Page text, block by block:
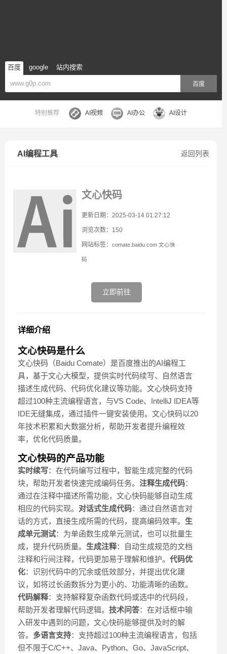
百度 google 站内搜索
百度
特别推荐 AI视频 AI办公 AI设计
返回列表
AI编程工具
文心快码
更新日期：2025-03-14 01:27:12
浏览次数：150
网站标签：comate.baidu.com 文心快
码
立即前往
详细介绍
文心快码是什么
文心快码（Baidu Comate）是百度推出的AI编程工
具，基于文心大模型，提供实时代码续写、自然语言
描述生成代码、代码优化建议等功能。文心快码支持
超过100种主流编程语言，与VS Code、IntelliJ IDEA等
IDE无缝集成，通过插件一键安装使用。文心快码以20
年技术积累和大数据分析，帮助开发者提升编程效
率，优化代码质量。
文心快码的产品功能
实时续写：在代码编写过程中，智能生成完整的代码
块，帮助开发者快速完成编码任务。 注释生成代码：
通过在注释中描述所需功能，文心快码能够自动生成
相应的代码实现。 对话式生成代码：通过自然语言对
话的方式，直接生成所需的代码，提高编码效率。 生
成单元测试：为单函数生成单元测试，也可以批量生
成，提升代码质量。 生成注释：自动生成规范的文档
注释和行间注释，代码更加易于理解和维护。 代码优
化：识别代码中的冗余或低效部分，并提出优化建
议，如将过长函数拆分为更小的、功能清晰的函数。
代码解释：支持解释复杂函数代码或选中的代码段，
帮助开发者理解代码逻辑。 技术问答：在对话框中输
入研发中遇到的问题，文心快码能够提供及时的解
答。 多语言支持：支持超过100种主流编程语言，包括
但不限于C/C++、Java、Python、Go、JavaScript、